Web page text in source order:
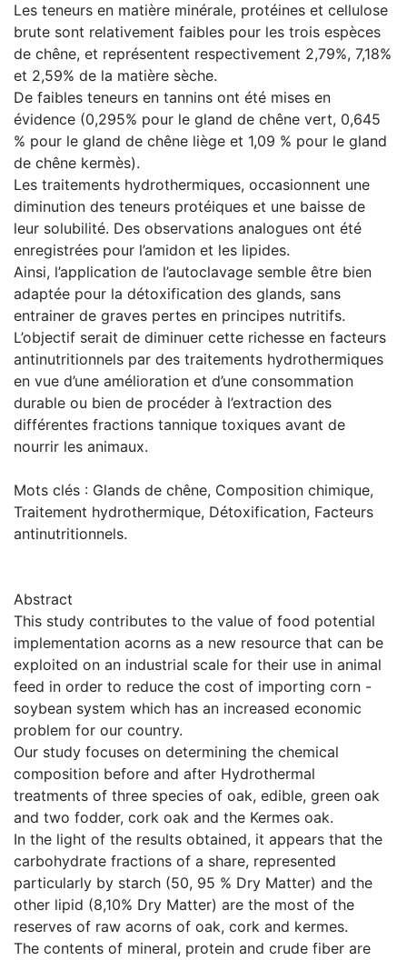
Les teneurs en matière minérale, protéines et cellulose
brute sont relativement faibles pour les trois espèces
de chêne, et représentent respectivement 2,79%, 7,18%
et 2,59% de la matière sèche.
De faibles teneurs en tannins ont été mises en
évidence (0,295% pour le gland de chêne vert, 0,645
% pour le gland de chêne liège et 1,09 % pour le gland
de chêne kermès).
Les traitements hydrothermiques, occasionnent une
diminution des teneurs protéiques et une baisse de
leur solubilité. Des observations analogues ont été
enregistrées pour l’amidon et les lipides.
Ainsi, l’application de l’autoclavage semble être bien
adaptée pour la détoxification des glands, sans
entrainer de graves pertes en principes nutritifs.
L’objectif serait de diminuer cette richesse en facteurs
antinutritionnels par des traitements hydrothermiques
en vue d’une amélioration et d’une consommation
durable ou bien de procéder à l’extraction des
différentes fractions tannique toxiques avant de
nourrir les animaux.
Mots clés : Glands de chêne, Composition chimique,
Traitement hydrothermique, Détoxification, Facteurs
antinutritionnels.
Abstract
This study contributes to the value of food potential
implementation acorns as a new resource that can be
exploited on an industrial scale for their use in animal
feed in order to reduce the cost of importing corn -
soybean system which has an increased economic
problem for our country.
Our study focuses on determining the chemical
composition before and after Hydrothermal
treatments of three species of oak, edible, green oak
and two fodder, cork oak and the Kermes oak.
In the light of the results obtained, it appears that the
carbohydrate fractions of a share, represented
particularly by starch (50, 95 % Dry Matter) and the
other lipid (8,10% Dry Matter) are the most of the
reserves of raw acorns of oak, cork and kermes.
The contents of mineral, protein and crude fiber are